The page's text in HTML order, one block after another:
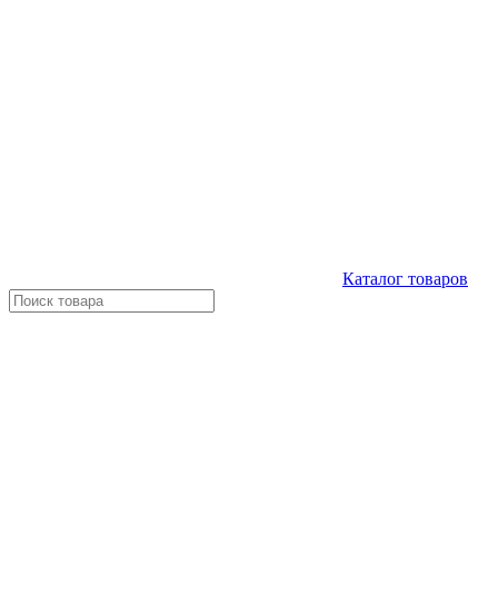
Каталог товаров